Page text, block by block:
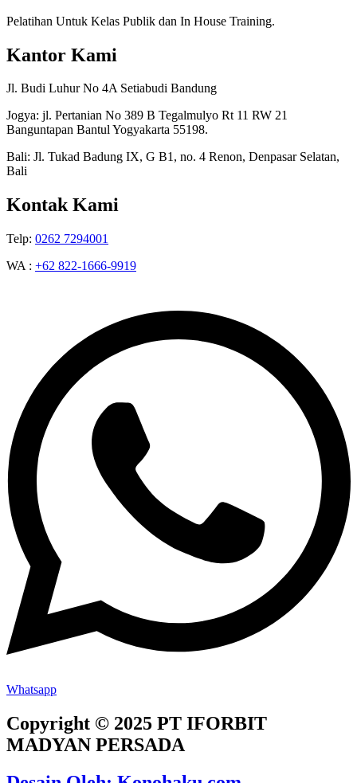
Pelatihan Untuk Kelas Publik dan In House Training.
Kantor Kami
Jl. Budi Luhur No 4A Setiabudi Bandung
Jogya: jl. Pertanian No 389 B Tegalmulyo Rt 11 RW 21
Banguntapan Bantul Yogyakarta 55198.
Bali: Jl. Tukad Badung IX, G B1, no. 4 Renon, Denpasar Selatan,
Bali
Kontak Kami
Telp: 0262 7294001
WA : +62 822-1666-9919
Whatsapp
Copyright © 2025 PT IFORBIT
MADYAN PERSADA